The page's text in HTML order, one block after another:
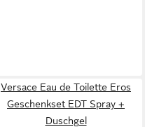
Versace Eau de Toilette Eros
Geschenkset EDT Spray +
Duschgel